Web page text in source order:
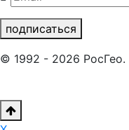
подписаться
© 1992 - 2026 РосГео.